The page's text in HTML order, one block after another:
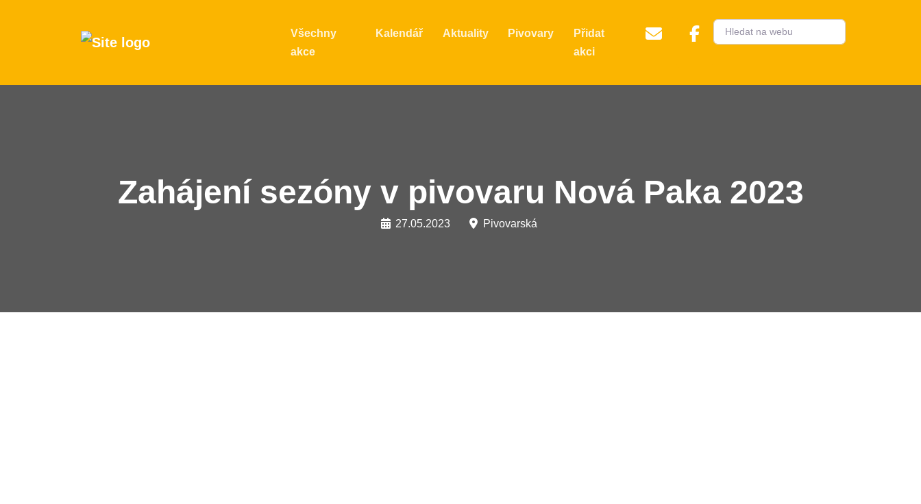
Všechny
akce
Kalendář Aktuality Pivovary
Přidat
akci
Zahájení sezóny v pivovaru Nová Paka 2023
27.05.2023 Pivovarská